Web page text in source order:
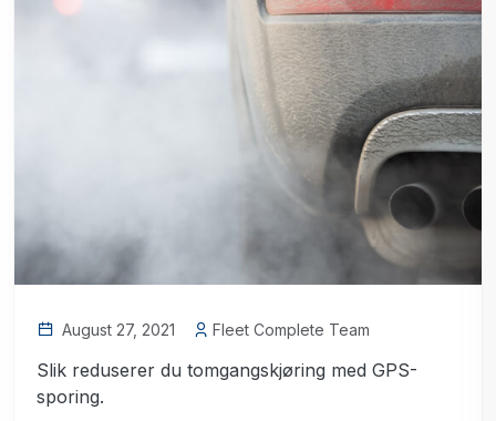
August 27, 2021 Fleet Complete Team
Slik reduserer du tomgangskjøring med GPS-
sporing.